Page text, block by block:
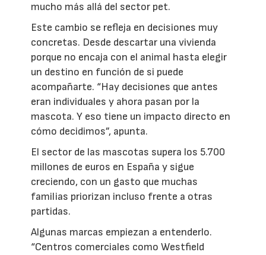
mucho más allá del sector pet.
Este cambio se refleja en decisiones muy
concretas. Desde descartar una vivienda
porque no encaja con el animal hasta elegir
un destino en función de si puede
acompañarte. “Hay decisiones que antes
eran individuales y ahora pasan por la
mascota. Y eso tiene un impacto directo en
cómo decidimos”, apunta.
El sector de las mascotas supera los 5.700
millones de euros en España y sigue
creciendo, con un gasto que muchas
familias priorizan incluso frente a otras
partidas.
Algunas marcas empiezan a entenderlo.
“Centros comerciales como Westfield